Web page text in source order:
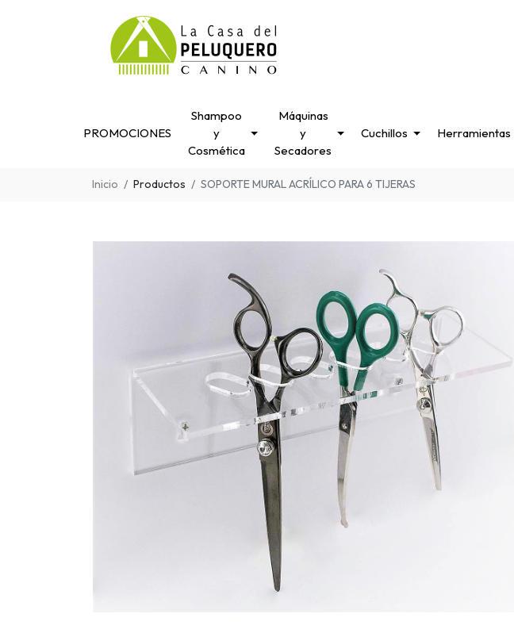
PROMOCIONES
Shampoo
y
Cosmética
Máquinas
y
Secadores
Cuchillos Herramientas
Inicio Productos SOPORTE MURAL ACRÍLICO PARA 6 TIJERAS